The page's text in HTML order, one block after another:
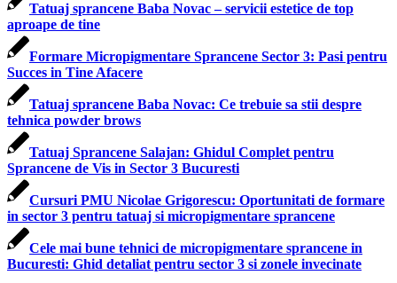
Tatuaj sprancene Baba Novac – servicii estetice de top
aproape de tine
Formare Micropigmentare Sprancene Sector 3: Pasi pentru
Succes in Tine Afacere
Tatuaj sprancene Baba Novac: Ce trebuie sa stii despre
tehnica powder brows
Tatuaj Sprancene Salajan: Ghidul Complet pentru
Sprancene de Vis in Sector 3 Bucuresti
Cursuri PMU Nicolae Grigorescu: Oportunitati de formare
in sector 3 pentru tatuaj si micropigmentare sprancene
Cele mai bune tehnici de micropigmentare sprancene in
Bucuresti: Ghid detaliat pentru sector 3 si zonele invecinate